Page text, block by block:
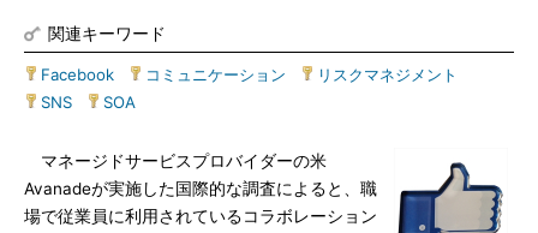
関連キーワード
Facebook コミュニケーション リスクマネジメント
SNS
SOA
マネージドサービスプロバイダーの米
Avanadeが実施した国際的な調査によると、職
場で従業員に利用されているコラボレーション